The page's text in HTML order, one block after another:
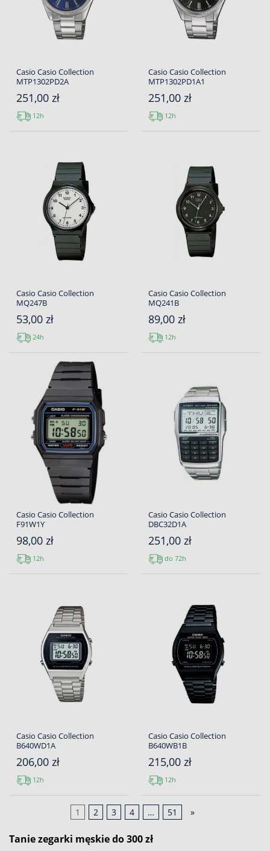
Casio Casio Collection
MTP1302PD2A
251,00 zł
12h
Casio Casio Collection
MTP1302PD1A1
251,00 zł
12h
Casio Casio Collection
MQ247B
53,00 zł
24h
Casio Casio Collection
MQ241B
89,00 zł
12h
Casio Casio Collection
F91W1Y
98,00 zł
12h
Casio Casio Collection
DBC32D1A
251,00 zł
do 72h
Casio Casio Collection
B640WD1A
206,00 zł
12h
Casio Casio Collection
B640WB1B
215,00 zł
12h
1 2 3 4 … 51 »
Tanie zegarki męskie do 300 zł